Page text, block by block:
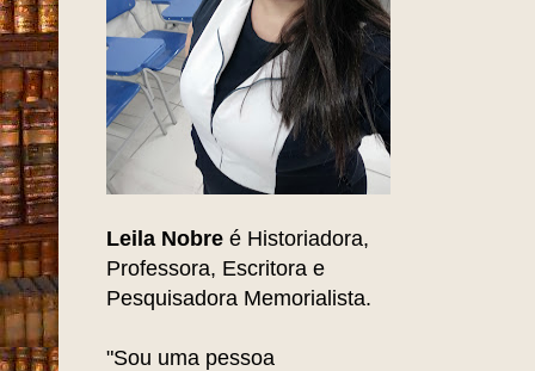
Leila Nobre é Historiadora,
Professora, Escritora e
Pesquisadora Memorialista.
"Sou uma pessoa